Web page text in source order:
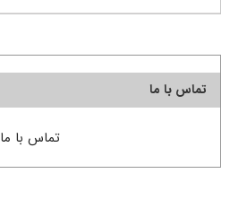
تماس با ما
تماس با ما